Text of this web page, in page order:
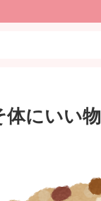
体にいい物